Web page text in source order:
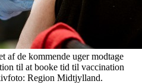
af de kommende uger modtage
til at booke tid til vaccination
Region Midtjylland.